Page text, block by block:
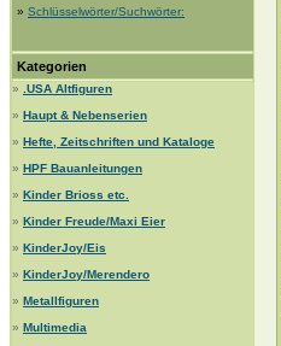
» Schlüsselwörter/Suchwörter:
Kategorien
»
.USA Altfiguren
» Haupt & Nebenserien
» Hefte, Zeitschriften und Kataloge
» HPF Bauanleitungen
» Kinder Brioss etc.
» Kinder Freude/Maxi Eier
» KinderJoy/Eis
» KinderJoy/Merendero
» Metallfiguren
» Multimedia